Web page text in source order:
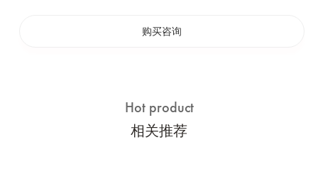
购买咨询
Hot product
相关推荐